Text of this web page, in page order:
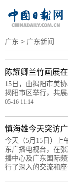
广东 > 广东新闻
陈耀卿兰竹画展
15日，由揭阳市美
揭阳市区举行，共
05-16 11:14
慎海雄今天突访
今天（5月15日）上
东广播电视台，在
播中心及广东国际
行了深入的交流和座